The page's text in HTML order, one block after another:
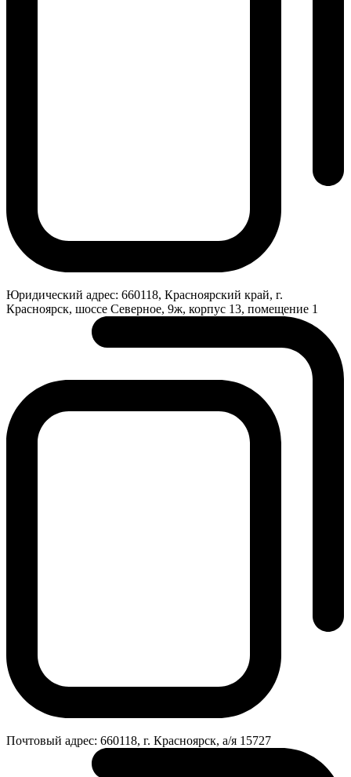
Юридический адрес: 660118, Красноярский край, г.
Красноярск, шоссе Северное, 9ж, корпус 13, помещение 1
Почтовый адрес: 660118, г. Красноярск, а/я 15727